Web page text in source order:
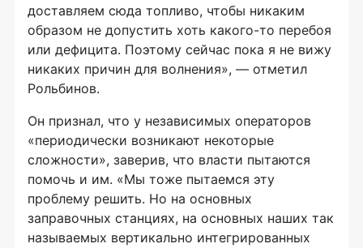
доставляем сюда топливо, чтобы никаким
образом не допустить хоть какого-то перебоя
или дефицита. Поэтому сейчас пока я не вижу
никаких причин для волнения», — отметил
Рольбинов.
Он признал, что у независимых операторов
«периодически возникают некоторые
сложности», заверив, что власти пытаются
помочь и им. «Мы тоже пытаемся эту
проблему решить. Но на основных
заправочных станциях, на основных наших так
называемых вертикально интегрированных